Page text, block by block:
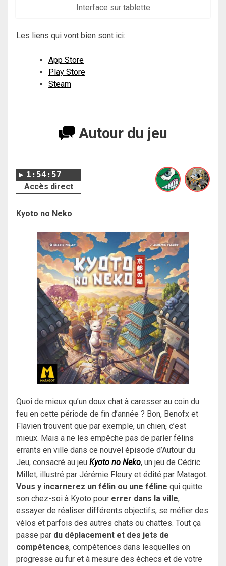
Interface sur tablette
Les liens qui vont bien sont ici:
App Store
Play Store
Steam
Autour du jeu
1:54:57
Accès direct
Kyoto no Neko
Quoi de mieux qu’un doux chat à caresser au coin du
feu en cette période de fin d’année ? Bon, Benofx et
Flavien trouvent que par exemple, un chien, c’est
mieux. Mais a ne les empêche pas de parler félins
errants en ville dans ce nouvel épisode d’Autour du
Jeu, consacré au jeu Kyoto no Neko, un jeu de Cédric
Millet, illustré par Jérémie Fleury et édité par Matagot.
Vous y incarnerez un félin ou une féline qui quitte
son chez-soi à Kyoto pour errer dans la ville,
essayer de réaliser différents objectifs, se méfier des
vélos et parfois des autres chats ou chattes. Tout ça
passe par du déplacement et des jets de
compétences, compétences dans lesquelles on
progresse au fur et à mesure des échecs et de votre